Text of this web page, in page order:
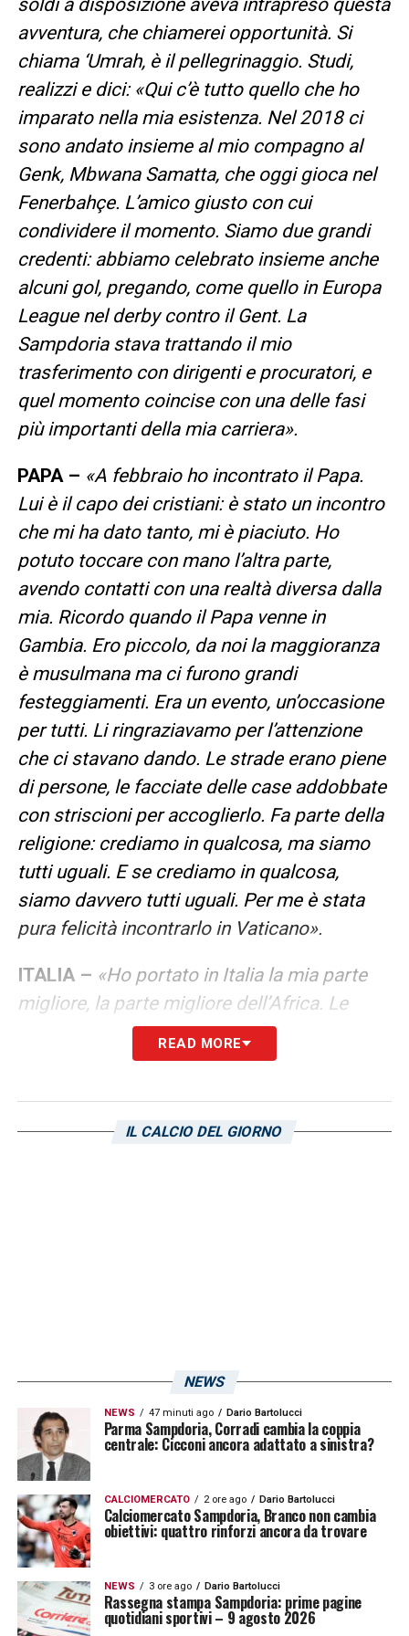
soldi a disposizione aveva intrapreso questa
avventura, che chiamerei opportunità. Si
chiama ‘Umrah, è il pellegrinaggio. Studi,
realizzi e dici: «Qui c’è tutto quello che ho
imparato nella mia esistenza. Nel 2018 ci
sono andato insieme al mio compagno al
Genk, Mbwana Samatta, che oggi gioca nel
Fenerbahçe. L’amico giusto con cui
condividere il momento. Siamo due grandi
credenti: abbiamo celebrato insieme anche
alcuni gol, pregando, come quello in Europa
League nel derby contro il Gent. La
Sampdoria stava trattando il mio
trasferimento con dirigenti e procuratori, e
quel momento coincise con una delle fasi
più importanti della mia carriera».
PAPA – «A febbraio ho incontrato il Papa.
Lui è il capo dei cristiani: è stato un incontro
che mi ha dato tanto, mi è piaciuto. Ho
potuto toccare con mano l’altra parte,
avendo contatti con una realtà diversa dalla
mia. Ricordo quando il Papa venne in
Gambia. Ero piccolo, da noi la maggioranza
è musulmana ma ci furono grandi
festeggiamenti. Era un evento, un’occasione
per tutti. Li ringraziavamo per l’attenzione
che ci stavano dando. Le strade erano piene
di persone, le facciate delle case addobbate
con striscioni per accoglierlo. Fa parte della
religione: crediamo in qualcosa, ma siamo
tutti uguali. E se crediamo in qualcosa,
siamo davvero tutti uguali. Per me è stata
pura felicità incontrarlo in Vaticano».
ITALIA – «Ho portato in Italia la mia parte
migliore, la parte migliore dell’Africa. Le
lezioni che ogni giorno mi vengono donate
dall’Islam, io cerco di trasmetterle nella vita.
bevo, non fumo, e faccio tutto quello che mi
mia famiglia, quella della Sampdoria: uno
Giappone alla Norvegia, dalla Repubblica
Ceca al Gambia».
PREGARE –«Mi ritaglio 5 spazi al giorno
per pregare, le giornate sono frenetiche ma
trovo sempre il tempo per farlo. È molto
importante per me. Anche se siamo in
viaggio: cerco di tirare fuori il meglio di me,
READ MORE
IL CALCIO DEL GIORNO
NEWS
NEWS 47 minuti ago Dario Bartolucci
Parma Sampdoria, Corradi cambia la coppia
centrale: Cicconi ancora adattato a sinistra?
CALCIOMERCATO 2 ore ago Dario Bartolucci
Calciomercato Sampdoria, Branco non cambia
obiettivi: quattro rinforzi ancora da trovare
NEWS 3 ore ago Dario Bartolucci
Rassegna stampa Sampdoria: prime pagine
quotidiani sportivi – 9 agosto 2026